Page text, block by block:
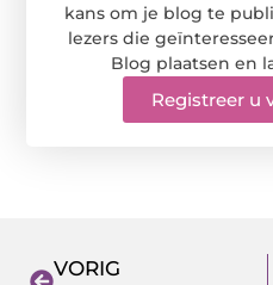
kans om je blog te
lezers die
Blog plaatsen en
Registreer u
VORIG